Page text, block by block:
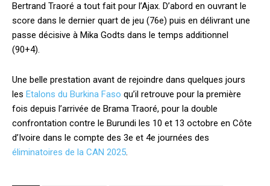
Bertrand Traoré a tout fait pour l’Ajax. D’abord en ouvrant le
score dans le dernier quart de jeu (76e) puis en délivrant une
passe décisive à Mika Godts dans le temps additionnel
(90+4).
Une belle prestation avant de rejoindre dans quelques jours
les Etalons du Burkina Faso qu’il retrouve pour la première
fois depuis l’arrivée de Brama Traoré, pour la double
confrontation contre le Burundi les 10 et 13 octobre en Côte
d’Ivoire dans le compte des 3e et 4e journées des
éliminatoires de la CAN 2025.